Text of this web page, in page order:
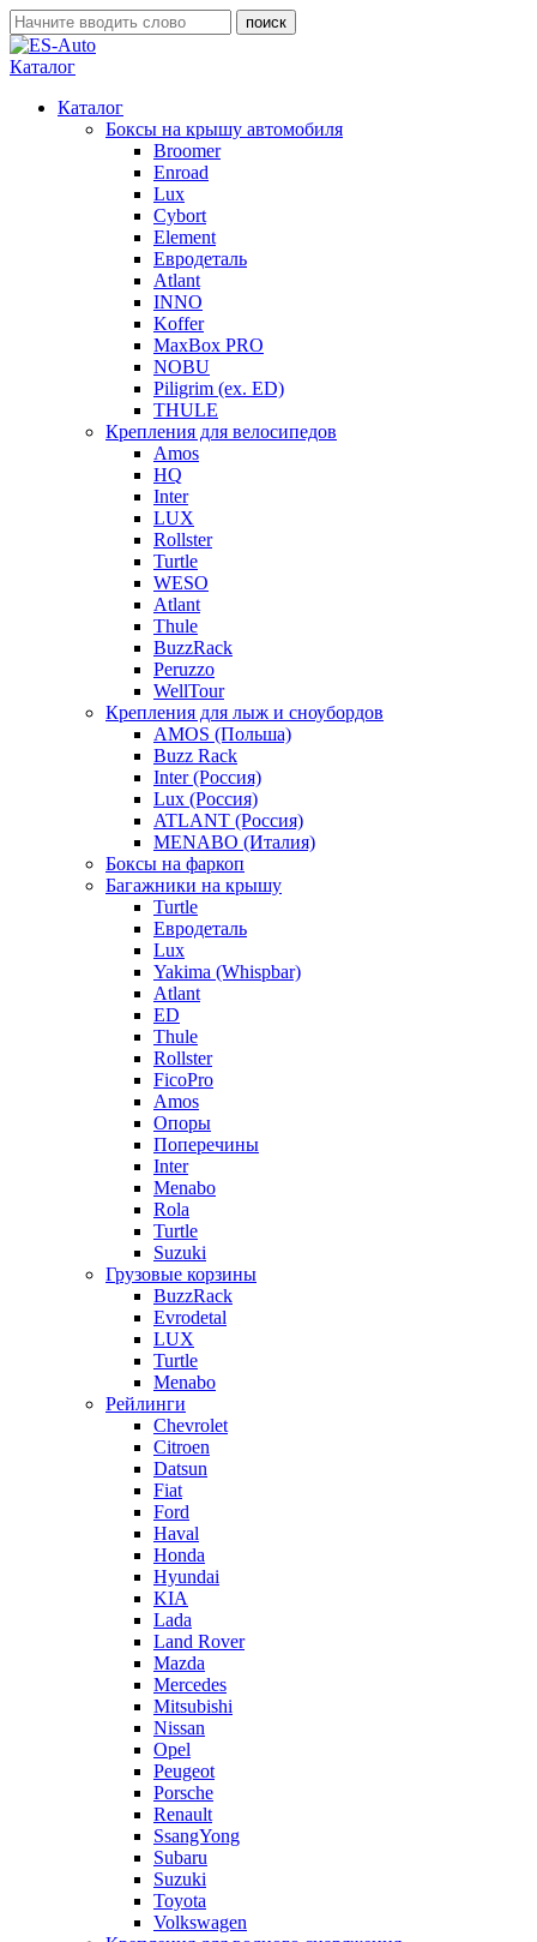
Каталог
Каталог
Боксы на крышу автомобиля
Broomer
Enroad
Lux
Cybort
Element
Евродеталь
Atlant
INNO
Koffer
MaxBox PRO
NOBU
Piligrim (ex. ED)
THULE
Крепления для велосипедов
Amos
HQ
Inter
LUX
Rollster
Turtle
WESO
Atlant
Thule
BuzzRack
Peruzzo
WellTour
Крепления для лыж и сноубордов
AMOS (Польша)
Buzz Rack
Inter (Россия)
Lux (Россия)
ATLANT (Россия)
MENABO (Италия)
Боксы на фаркоп
Багажники на крышу
Turtle
Евродеталь
Lux
Yakima (Whispbar)
Atlant
ED
Thule
Rollster
FicoPro
Amos
Опоры
Поперечины
Inter
Menabo
Rola
Turtle
Suzuki
Грузовые корзины
BuzzRack
Evrodetal
LUX
Turtle
Menabo
Рейлинги
Chevrolet
Citroen
Datsun
Fiat
Ford
Haval
Honda
Hyundai
KIA
Lada
Land Rover
Mazda
Mercedes
Mitsubishi
Nissan
Opel
Peugeot
Porsche
Renault
SsangYong
Subaru
Suzuki
Toyota
Volkswagen